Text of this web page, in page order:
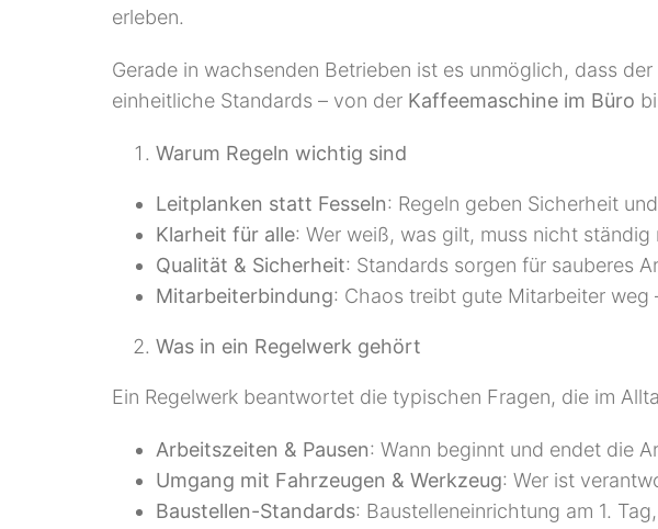
erleben.
Gerade in wachsenden Betrieben ist es unmöglich, dass
einheitliche Standards – von der Kaffeemaschine im Büro
Warum Regeln wichtig sind
Leitplanken statt Fesseln: Regeln geben Sicherheit
Klarheit für alle: Wer weiß, was gilt, muss nicht
Qualität & Sicherheit: Standards sorgen für sauberes
Mitarbeiterbindung: Chaos treibt gute Mitarbeiter weg
Was in ein Regelwerk gehört
Ein Regelwerk beantwortet die typischen Fragen, die im
Arbeitszeiten & Pausen: Wann beginnt und endet die
Umgang mit Fahrzeugen & Werkzeug: Wer ist
Baustellen-Standards: Baustelleneinrichtung am 1.